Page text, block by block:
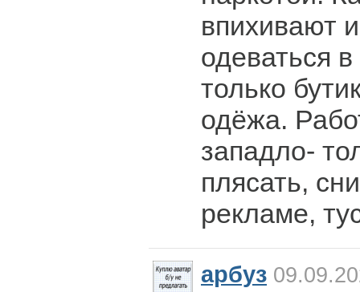
впихивают
одеваться
только
одёжа.
западло-
плясать,
рекламе,
арбуз